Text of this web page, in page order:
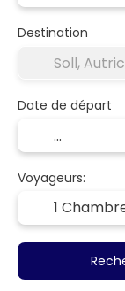
Destination
Date de départ
Voyageurs:
1